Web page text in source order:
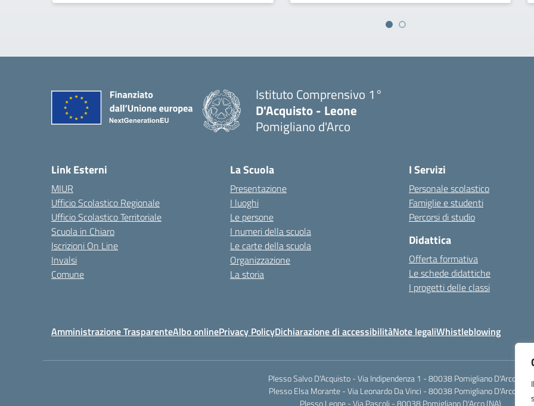
Istituto Comprensivo 1°
D'Acquisto - Leone
Pomigliano d'Arco
Link Esterni
MIUR
Ufficio Scolastico Regionale
Ufficio Scolastico Territoriale
Scuola in Chiaro
Iscrizioni On Line
Invalsi
Comune
La Scuola
Presentazione
I luoghi
Le persone
I numeri della scuola
Le carte della scuola
Organizzazione
La storia
I Servizi
Personale scolastico
Famiglie e studenti
Percorsi di studio
Didattica
Offerta formativa
Le schede didattiche
I progetti delle classi
Amministrazione TrasparenteAlbo onlinePrivacy PolicyDichiarazione di accessibilitàNote legaliWhistleblowing
Plesso Salvo D'Acquisto - Via Indipendenza 1 - 80038 Pomigliano D'Arco (NA)
Plesso Elsa Morante - Via Leonardo Da Vinci - 80038 Pomigliano D'Arco (NA)
Plesso Leone - Via Pascoli - 80038 Pomigliano D'Arco (NA)